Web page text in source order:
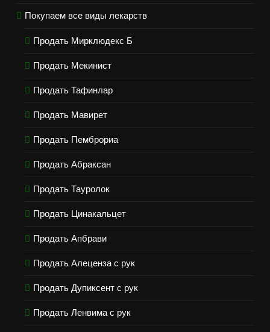
Покупаем все виды лекарств
Продать Мирклюдекс Б
Продать Мекинист
Продать Тафинлар
Продать Мавирет
Продать Пемброриа
Продать Абраксан
Продать Тауролок
Продать Цинакальцет
Продать Апбрави
Продать Алеценза с рук
Продать Дупиксент с рук
Продать Ленвима с рук